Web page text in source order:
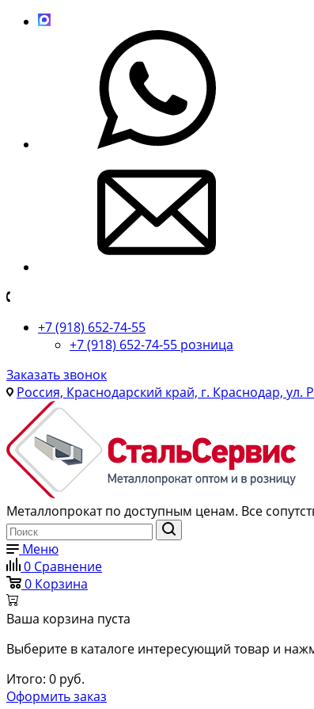
+7 (918) 652-74-55
+7 (918) 652-74-55 розница
Заказать звонок
Россия, Краснодарский край, г. Краснодар,
Металлопрокат по доступным ценам. Все
Меню
0 Сравнение
0 Корзина
Ваша корзина пуста
Выберите в каталоге интересующий товар и
Итого: 0 руб.
Оформить заказ